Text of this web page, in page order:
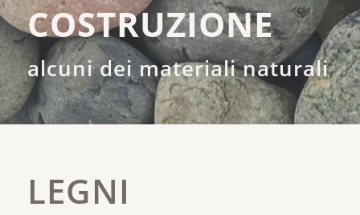
COSTRUZIONE
alcuni dei materiali naturali
LEGNI